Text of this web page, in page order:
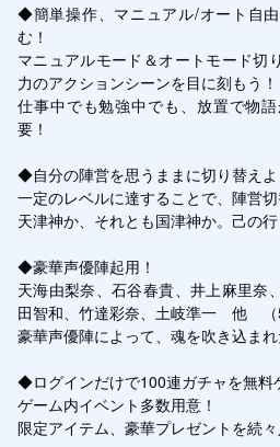
◆簡単操作、マニュアル/オート自
む！
マニュアルモード＆オートモード切
力のアクションシーンを目に刻もう！
仕事中でも勉強中でも、放置で物
要！
◆自分の陣営を思うままに切り替えよ
一定のレベルに達することで、陣営
天津神か、それとも国津神か。己の
◆豪華声優陣起用！
天海由梨奈、石谷春貴、井上麻里奈
田智和、竹達彩奈、土岐準一　他　（
豪華声優陣によって、魂を吹き込ま
◆ログインだけで100連ガチャを無料
ゲーム内イベント多数用意！
限定アイテム、豪華プレゼントを続々